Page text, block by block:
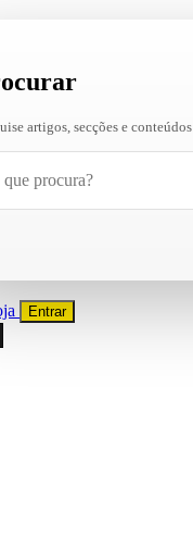
artigos, secções e conteúdos
Entrar